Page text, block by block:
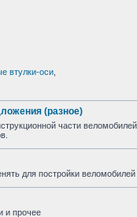
втулки-оси
(разное)
части
для постройки
и прочее